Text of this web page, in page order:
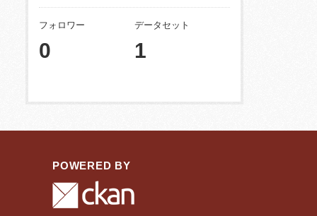
フォロワー
0
データセット
1
POWERED BY